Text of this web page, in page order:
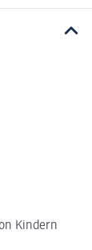
Kindern